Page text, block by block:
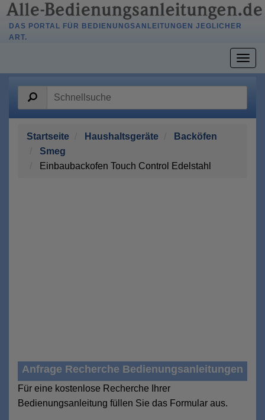
DAS PORTAL FÜR BEDIENUNGSANLEITUNGEN JEGLICHER
ART.
Startseite Haushaltsgeräte
Backöfen
Smeg
Einbaubackofen Touch Control Edelstahl
Anfrage Recherche Bedienungsanleitungen
Für eine kostenlose Recherche Ihrer
Bedienungsanleitung füllen Sie das Formular aus.